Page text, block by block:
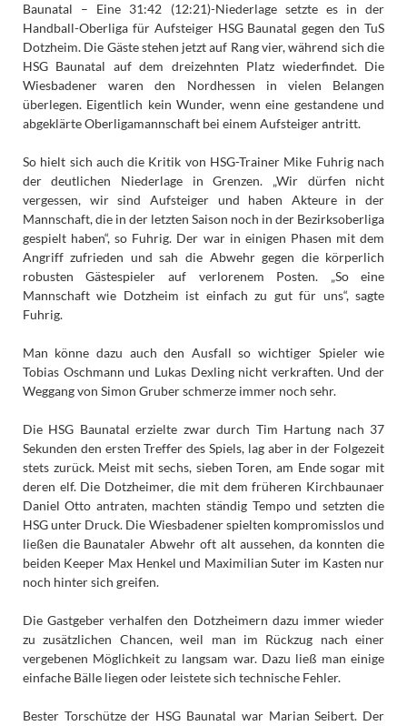
Baunatal – Eine 31:42 (12:21)-Niederlage setzte es in der
Handball-Oberliga für Aufsteiger HSG Baunatal gegen den TuS
Dotzheim. Die Gäste stehen jetzt auf Rang vier, während sich die
HSG Baunatal auf dem dreizehnten Platz wiederfindet. Die
Wiesbadener waren den Nordhessen in vielen Belangen
überlegen. Eigentlich kein Wunder, wenn eine gestandene und
abgeklärte Oberligamannschaft bei einem Aufsteiger antritt.
So hielt sich auch die Kritik von HSG-Trainer Mike Fuhrig nach
der deutlichen Niederlage in Grenzen. „Wir dürfen nicht
vergessen, wir sind Aufsteiger und haben Akteure in der
Mannschaft, die in der letzten Saison noch in der Bezirksoberliga
gespielt haben“, so Fuhrig. Der war in einigen Phasen mit dem
Angriff zufrieden und sah die Abwehr gegen die körperlich
robusten Gästespieler auf verlorenem Posten. „So eine
Mannschaft wie Dotzheim ist einfach zu gut für uns“, sagte
Fuhrig.
Man könne dazu auch den Ausfall so wichtiger Spieler wie
Tobias Oschmann und Lukas Dexling nicht verkraften. Und der
Weggang von Simon Gruber schmerze immer noch sehr.
Die HSG Baunatal erzielte zwar durch Tim Hartung nach 37
Sekunden den ersten Treffer des Spiels, lag aber in der Folgezeit
stets zurück. Meist mit sechs, sieben Toren, am Ende sogar mit
deren elf. Die Dotzheimer, die mit dem früheren Kirchbaunaer
Daniel Otto antraten, machten ständig Tempo und setzten die
HSG unter Druck. Die Wiesbadener spielten kompromisslos und
ließen die Baunataler Abwehr oft alt aussehen, da konnten die
beiden Keeper Max Henkel und Maximilian Suter im Kasten nur
noch hinter sich greifen.
Die Gastgeber verhalfen den Dotzheimern dazu immer wieder
zu zusätzlichen Chancen, weil man im Rückzug nach einer
vergebenen Möglichkeit zu langsam war. Dazu ließ man einige
einfache Bälle liegen oder leistete sich technische Fehler.
Bester Torschütze der HSG Baunatal war Marian Seibert. Der